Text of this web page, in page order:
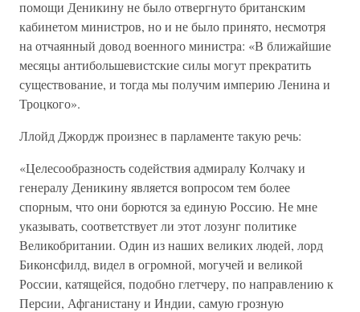
помощи Деникину не было отвергнуто британским
кабинетом министров, но и не было принято, несмотря
на отчаянный довод военного министра: «В ближайшие
месяцы антибольшевистские силы могут прекратить
существование, и тогда мы получим империю Ленина и
Троцкого».
Ллойд Джордж произнес в парламенте такую речь:
«Целесообразность содействия адмиралу Колчаку и
генералу Деникину является вопросом тем более
спорным, что они борются за единую Россию. Не мне
указывать, соответствует ли этот лозунг политике
Великобритании. Один из наших великих людей, лорд
Биконсфилд, видел в огромной, могучей и великой
России, катящейся, подобно глетчеру, по направлению к
Персии, Афганистану и Индии, самую грозную